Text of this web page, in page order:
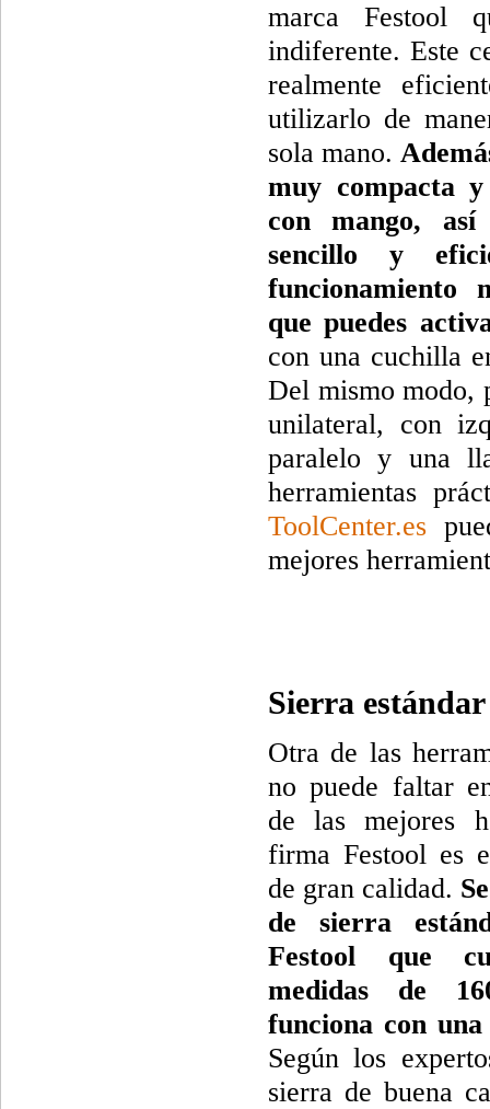
marca Festool
indiferente. Este
realmente
utilizarlo de
sola mano.
muy compacta
con mango,
sencillo y
funcionamiento
que puedes
con una cuchilla
Del mismo modo,
unilateral, con
paralelo y una
herramientas
ToolCenter.es
mejores
Sierra
Otra de las
no puede faltar
de las mejores
firma Festool es
de gran calidad.
de sierra
Festool que
medidas de
funciona con
Según los
sierra de buena